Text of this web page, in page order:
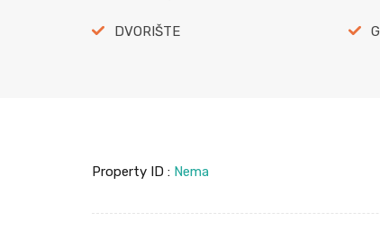
DVORIŠTE
Property ID : Nema